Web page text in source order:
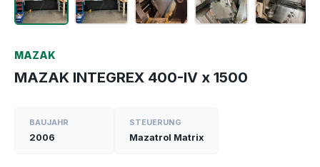
MAZAK
MAZAK INTEGREX 400-IV x 1500
BAUJAHR
2006
STEUERUNG
Mazatrol Matrix